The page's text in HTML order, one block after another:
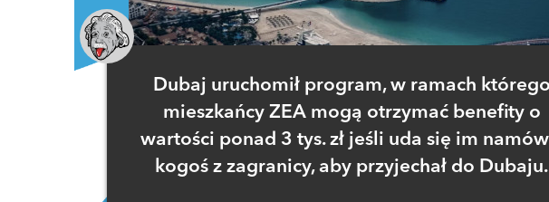
Dubaj uruchomił program, w ramach
mieszkańcy ZEA mogą otrzymać benefity o
wartości ponad 3 tys. zł jeśli uda się im
kogoś z zagranicy, aby przyjechał do Dubaju.